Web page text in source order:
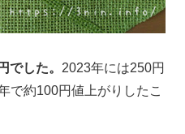
でした。 2023年には250円
で約100円値上がりしたこ